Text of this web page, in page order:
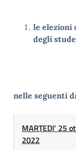
le elezioni
degli
nelle seguenti
MARTEDI’ 25
2022